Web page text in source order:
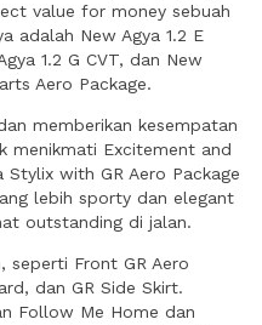
value for money sebuah
adalah New Agya 1.2 E
1.2 G CVT, dan New
Aero Package.
memberikan kesempatan
menikmati Excitement and
Stylix with GR Aero Package
lebih sporty dan elegant
outstanding di jalan.
seperti Front GR Aero
dan GR Side Skirt.
Follow Me Home dan